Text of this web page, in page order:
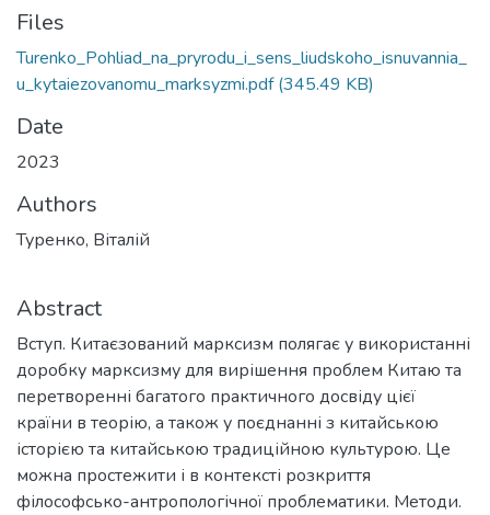
Files
Turenko_Pohliad_na_pryrodu_i_sens_liudskoho_isnuvannia_
u_kytaiezovanomu_marksyzmi.pdf(345.49 KB)
Date
2023
Authors
Туренко, Віталій
Abstract
Вступ. Китаєзований марксизм полягає у використанні
доробку марксизму для вирішення проблем Китаю та
перетворенні багатого практичного досвіду цієї
країни в теорію, а також у поєднанні з китайською
історією та китайською традиційною культурою. Це
можна простежити і в контексті розкриття
філософсько-антропологічної проблематики. Методи.